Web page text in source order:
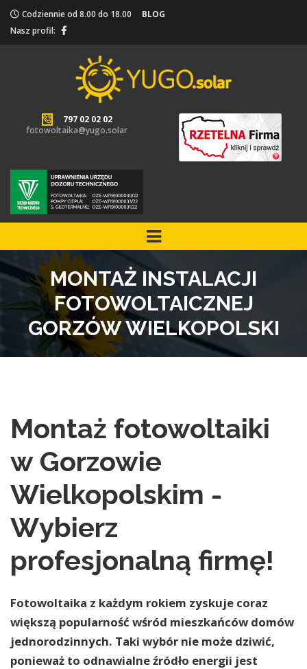
Codziennie od 8.00 do 18.00
BLOG
Nasz profil:
797 02 02 02
fotowoltaika@yugo.solar
MONTAŻ INSTALACJI
FOTOWOLTAICZNEJ
GORZÓW WIELKOPOLSKI
Montaż fotowoltaiki
w Gorzowie
Wielkopolskim -
Wybierz
profesjonalną firmę!
Fotowoltaika z każdym rokiem zyskuje coraz
większą popularność wśród mieszkańców domów
jednorodzinnych. Taki wybór nie może dziwić,
ponieważ to odnawialne źródło energii jest